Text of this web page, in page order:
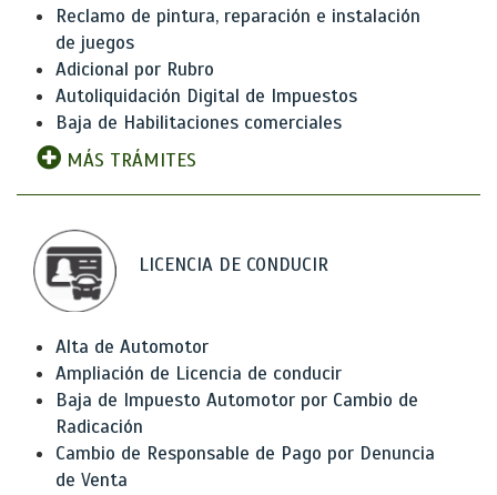
Reclamo de pintura, reparación e instalación
de juegos
Adicional por Rubro
Autoliquidación Digital de Impuestos
Baja de Habilitaciones comerciales
MÁS TRÁMITES
LICENCIA DE CONDUCIR
Alta de Automotor
Ampliación de Licencia de conducir
Baja de Impuesto Automotor por Cambio de
Radicación
Cambio de Responsable de Pago por Denuncia
de Venta